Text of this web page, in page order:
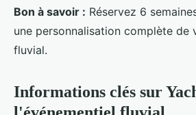
Bon à savoir : Réservez 6
une personnalisation complète de
fluvial.
Informations clés sur